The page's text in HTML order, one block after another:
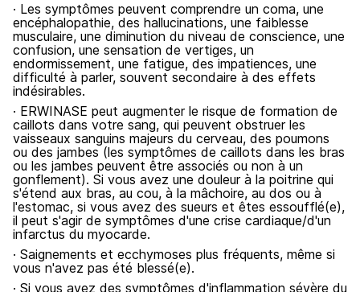
· Les symptômes peuvent comprendre un coma, une
encéphalopathie, des hallucinations, une faiblesse
musculaire, une diminution du niveau de conscience, une
confusion, une sensation de vertiges, un
endormissement, une fatigue, des impatiences, une
difficulté à parler, souvent secondaire à des effets
indésirables.
· ERWINASE peut augmenter le risque de formation de
caillots dans votre sang, qui peuvent obstruer les
vaisseaux sanguins majeurs du cerveau, des poumons
ou des jambes (les symptômes de caillots dans les bras
ou les jambes peuvent être associés ou non à un
gonflement). Si vous avez une douleur à la poitrine qui
s'étend aux bras, au cou, à la mâchoire, au dos ou à
l'estomac, si vous avez des sueurs et êtes essoufflé(e),
il peut s'agir de symptômes d'une crise cardiaque/d'un
infarctus du myocarde.
· Saignements et ecchymoses plus fréquents, même si
vous n'avez pas été blessé(e).
· Si vous avez des symptômes d'inflammation sévère du